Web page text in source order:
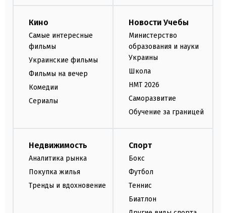
Кино
Самые интересные
фильмы
Украинские фильмы
Фильмы на вечер
Комедии
Сериалы
Новости Учебы
Министерство
образования и науки
Украины
Школа
НМТ 2026
Саморазвитие
Обучение за границей
Недвижимость
Аналитика рынка
Покупка жилья
Тренды и вдохновение
Спорт
Бокс
Футбол
Теннис
Биатлон